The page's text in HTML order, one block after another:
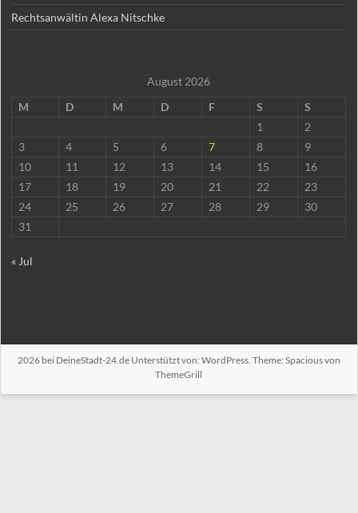
Rechtsanwältin Alexa Nitschke
August 2026
M
D M D F S
S
1
2
3
4 5 6 7 8
9
10
11 12 13 14 15
16
17
18 19 20 21 22
23
24
25 26 27 28 29
30
31
« Jul
2026 bei DeineStadt-24.deUnterstützt von: WordPress. Theme: Spacious von
ThemeGrill